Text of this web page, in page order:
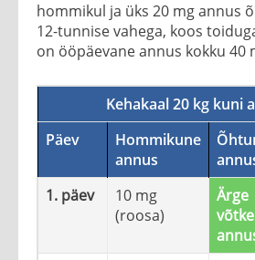
hommikul ja üks 20 mg annus
12-tunnise vahega, koos
on ööpäevane annus kokku 40
Kehakaal 20 kg kuni
Päev
Hommikune
annus
1. päev
10 mg
(roosa)
Ärge
võtke